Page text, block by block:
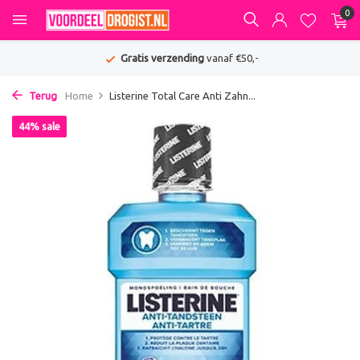
0
Gratis verzendingvanaf €50,-
Terug Home Listerine Total Care Anti Zahn...
44% sale